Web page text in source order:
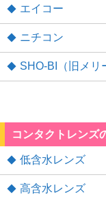
エイコー
ニチコン
SHO-BI（旧メリ
コンタクトレンズ
低含水レンズ
高含水レンズ